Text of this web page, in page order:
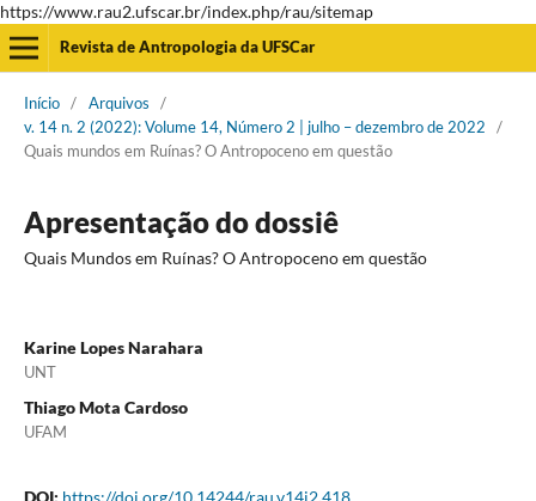
https://www.rau2.ufscar.br/index.php/rau/sitemap
Revista de Antropologia da UFSCar
Início / Arquivos
/
v. 14 n. 2 (2022): Volume 14, Número 2 | julho – dezembro de 2022
/
Quais mundos em Ruínas? O Antropoceno em questão
Apresentação do dossiê
Quais Mundos em Ruínas? O Antropoceno em questão
Karine Lopes Narahara
UNT
Thiago Mota Cardoso
UFAM
DOI: https://doi.org/10.14244/rau.v14i2.418